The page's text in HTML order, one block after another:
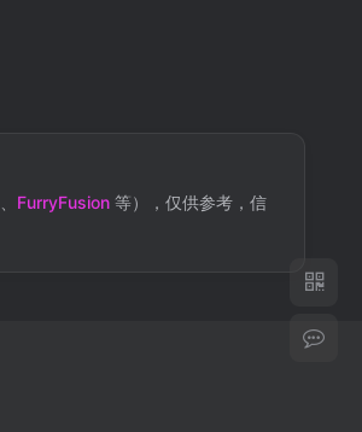
FurryFusion等），仅供参考，信